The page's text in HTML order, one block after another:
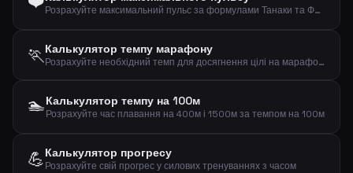
Розрахуйте максимальний пульс за формулами Танаки та Фокса на основі вашого віку
🏃Калькулятор темпу марафону
Розрахуйте необхідний темп для досягнення цілі на марафоні (42,195 км)
🏊Калькулятор темпу на 100м
Розрахуйте час плавання на 400м і 1500м за темпом на 100м
💪Калькулятор прогресу
Розрахуйте свій прогрес у силових тренуваннях з часом